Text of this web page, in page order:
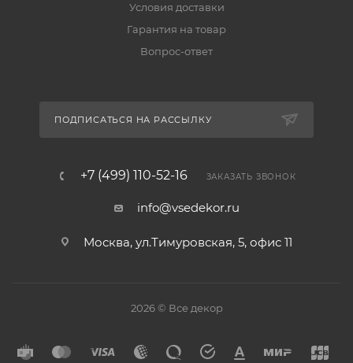
Условия доставки
Гарантия на товар
Вопрос-ответ
ПОДПИСАТЬСЯ НА РАССЫЛКУ
+7 (499) 110-52-16 ЗАКАЗАТЬ ЗВОНОК
info@vsedekor.ru
Москва, ул.Тимуровская, 5, офис 11
2026 © Все декор